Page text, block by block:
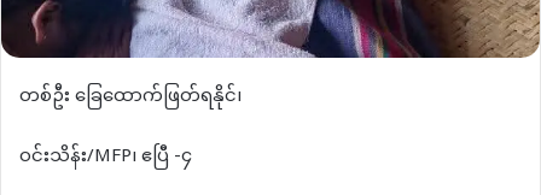
တစ်ဦး ခြေထောက်ဖြတ်ရနိုင်၊
​ဝင်းသိန်း/MFP၊ ဧပြီ -၄